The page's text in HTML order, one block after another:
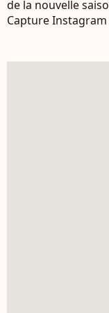
de la nouvelle
Capture